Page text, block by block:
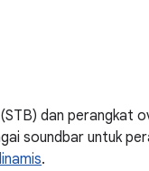
dan perangkat
soundbar untuk
.